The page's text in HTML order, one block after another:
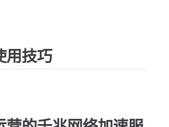
用技巧